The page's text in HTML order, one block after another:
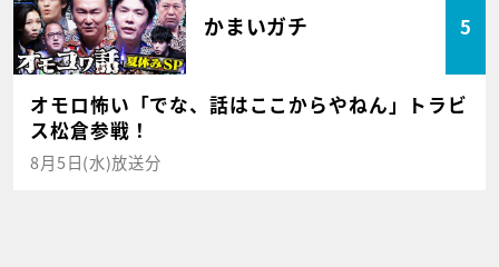
かまいガチ 5
オモロ怖い「でな、話はここからやねん」トラビ
ス松倉参戦！
8月5日(水)放送分